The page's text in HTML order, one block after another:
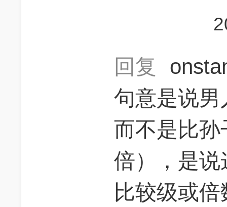
回复
句意是说
而不是比
倍），是
比较级或